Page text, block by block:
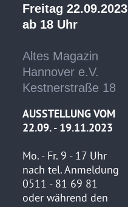
Freitag 22.09.2023
ab 18 Uhr
Altes Magazin
Hannover e.V.
Kestnerstraße 18
AUSSTELLUNG VOM
22.09. - 19.11.2023
Mo. - Fr. 9 - 17 Uhr
nach tel. Anmeldung
0511 - 81 69 81
oder während den